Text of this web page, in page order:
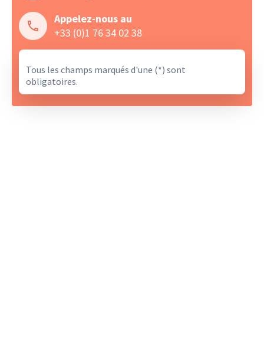
Appelez-nous au
+33 (0)1 76 34 02 38
Tous les champs marqués d'une (*) sont
obligatoires.